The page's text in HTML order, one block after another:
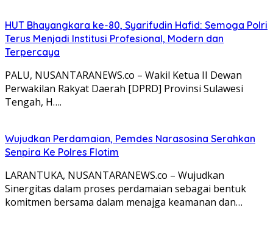
HUT Bhayangkara ke-80, Syarifudin Hafid: Semoga Polri
Terus Menjadi Institusi Profesional, Modern dan
Terpercaya
PALU, NUSANTARANEWS.co – Wakil Ketua II Dewan
Perwakilan Rakyat Daerah [DPRD] Provinsi Sulawesi
Tengah, H….
Wujudkan Perdamaian, Pemdes Narasosina Serahkan
Senpira Ke Polres Flotim
LARANTUKA, NUSANTARANEWS.co – Wujudkan
Sinergitas dalam proses perdamaian sebagai bentuk
komitmen bersama dalam menajga keamanan dan…